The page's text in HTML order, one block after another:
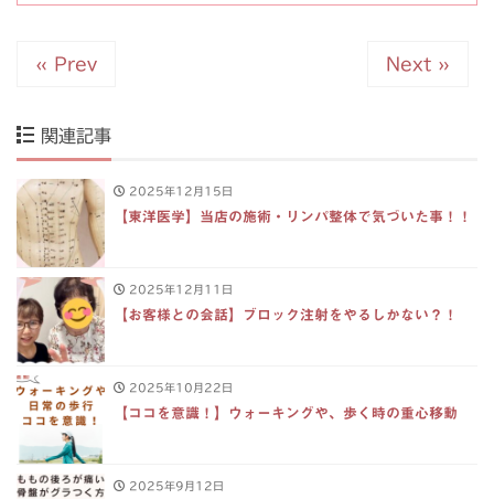
« Prev Next »
関連記事
2025年12月15日
【東洋医学】当店の施術・リンパ整体で気づいた事！！
2025年12月11日
【お客様との会話】ブロック注射をやるしかない？！
2025年10月22日
【ココを意識！】ウォーキングや、歩く時の重心移動
2025年9月12日